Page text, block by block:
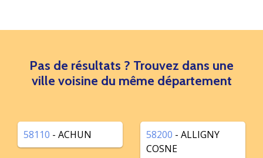
Pas de résultats ? Trouvez dans une
ville voisine du même département
58110 - ACHUN 58200 - ALLIGNY
COSNE